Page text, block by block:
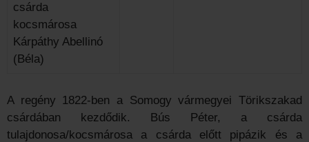
csárda
kocsmárosa
Kárpáthy Abellinó
(Béla)
A regény 1822-ben a Somogy vármegyei Törikszakad
csárdában kezdődik. Bús Péter, a csárda
tulajdonosa/kocsmárosa a csárda előtt pipázik és a